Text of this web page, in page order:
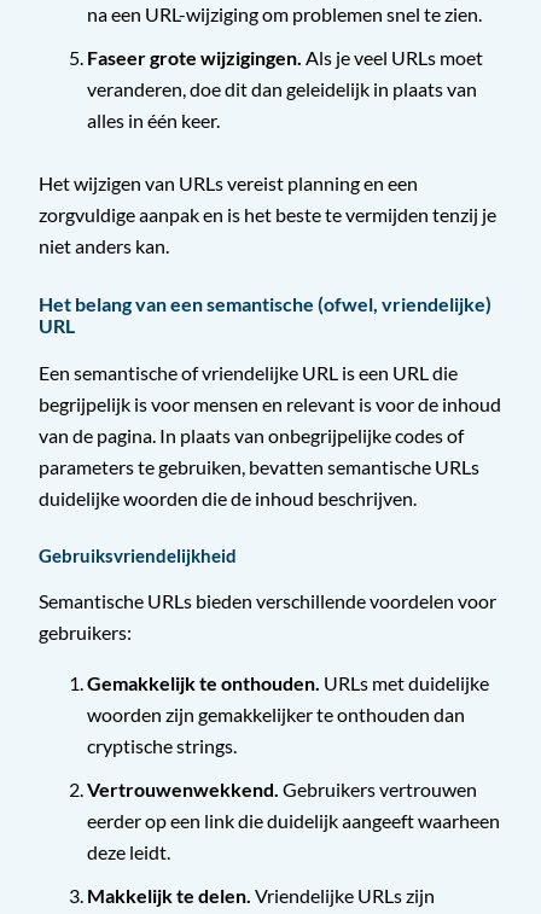
na een URL-wijziging om problemen snel te zien.
Faseer grote wijzigingen. Als je veel URLs moet
veranderen, doe dit dan geleidelijk in plaats van
alles in één keer.
Het wijzigen van URLs vereist planning en een
zorgvuldige aanpak en is het beste te vermijden tenzij je
niet anders kan.
Het belang van een semantische (ofwel, vriendelijke)
URL
Een semantische of vriendelijke URL is een URL die
begrijpelijk is voor mensen en relevant is voor de inhoud
van de pagina. In plaats van onbegrijpelijke codes of
parameters te gebruiken, bevatten semantische URLs
duidelijke woorden die de inhoud beschrijven.
Gebruiksvriendelijkheid
Semantische URLs bieden verschillende voordelen voor
gebruikers:
Gemakkelijk te onthouden. URLs met duidelijke
woorden zijn gemakkelijker te onthouden dan
cryptische strings.
Vertrouwenwekkend. Gebruikers vertrouwen
eerder op een link die duidelijk aangeeft waarheen
deze leidt.
Makkelijk te delen. Vriendelijke URLs zijn